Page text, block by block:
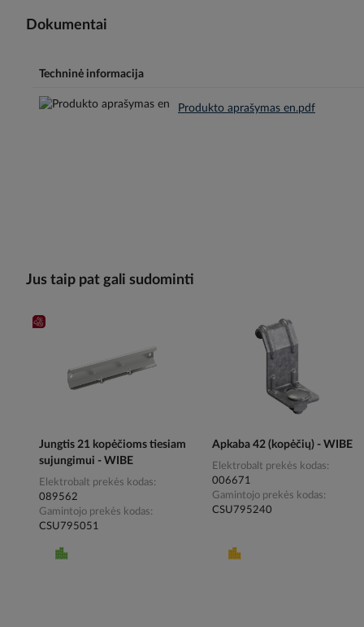
Dokumentai
Techninė informacija
Produkto aprašymas en.pdf
Jus taip pat gali sudominti
Jungtis 21 kopėčioms tiesiam
sujungimui - WIBE
Elektrobalt prekės kodas
089562
Gamintojo prekės kodas
CSU795051
Apkaba 42 (kopėčių) - WIBE
Elektrobalt prekės kodas
006671
Gamintojo prekės kodas
CSU795240